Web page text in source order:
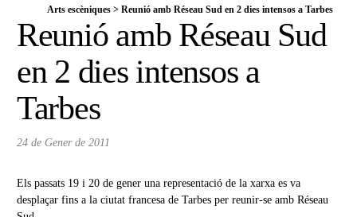
Arts escèniques > Reunió amb Réseau Sud en 2 dies intensos a Tarbes
Reunió amb Réseau Sud
en 2 dies intensos a
Tarbes
24 de Gener de 2011
Els passats 19 i 20 de gener una representació de la xarxa es va
desplaçar fins a la ciutat francesa de Tarbes per reunir-se amb Réseau